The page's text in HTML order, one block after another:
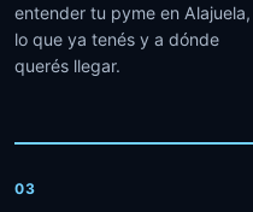
entender tu pyme en Alajuela,
lo que ya tenés y a dónde
querés llegar.
03